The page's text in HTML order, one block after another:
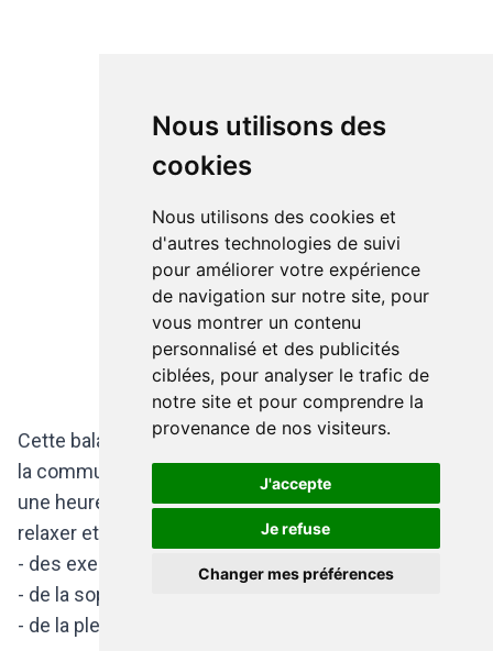
Nous utilisons des
cookies
Nous utilisons des cookies et
d'autres technologies de suivi
pour améliorer votre expérience
de navigation sur notre site, pour
vous montrer un contenu
personnalisé et des publicités
ciblées, pour analyser le trafic de
notre site et pour comprendre la
provenance de nos visiteurs.
J'accepte
Je refuse
Changer mes préférences
Cette balade permet de découvrir les coins verts de
la commune mais aussi de se ressourcer. Pendant
une heure et demie, les participants pourront se
relaxer et se détendre en effectuant :
- des exercices de respiration
- de la sophrologie
- de la pleine conscience